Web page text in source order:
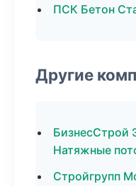
ПСК Бетон
Другие
БизнесСтрой
Натяжные
Стройгрупп